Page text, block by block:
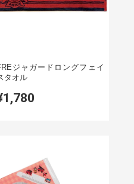
ジャガードロングフェイ
タオル